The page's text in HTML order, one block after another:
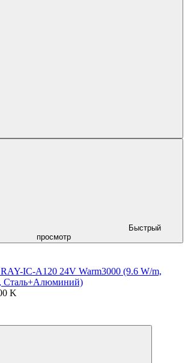
Быстрый
просмотр
IC-A120 24V Warm3000 (9.6 W/m,
Сталь+Алюминий)
K